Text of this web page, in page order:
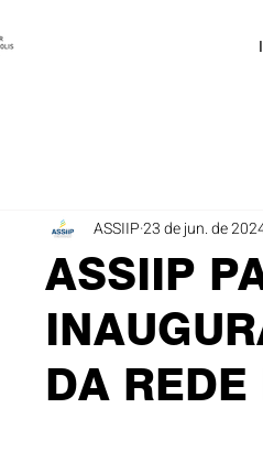
ASSIIP
DA
ASSIIP23 de jun. de